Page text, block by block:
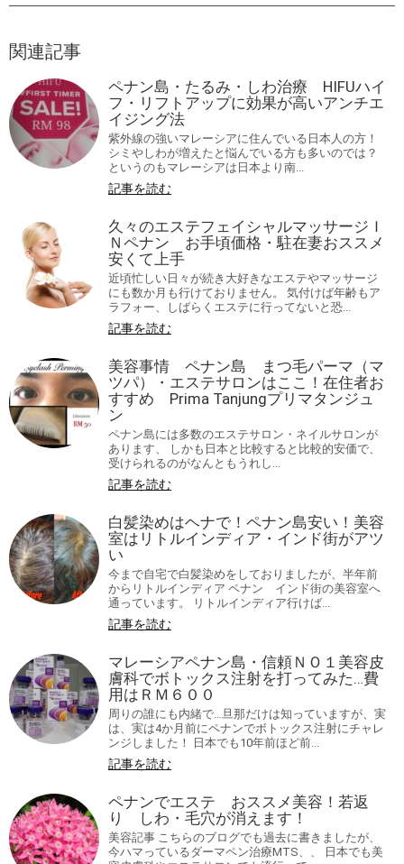
関連記事
ペナン島・たるみ・しわ治療 HIFUハイ
フ・リフトアップに効果が高いアンチエ
イジング法
紫外線の強いマレーシアに住んでいる日本人の方！
シミやしわが増えたと悩んでいる方も多いのでは？
というのもマレーシアは日本より南...
記事を読む
久々のエステフェイシャルマッサージＩ
Ｎペナン お手頃価格・駐在妻おススメ
安くて上手
近頃忙しい日々が続き大好きなエステやマッサージ
にも数か月も行けておりません。 気付けば年齢もア
ラフォー、しばらくエステに行ってないと恐...
記事を読む
美容事情 ペナン島 まつ毛パーマ（マ
ツパ）・エステサロンはここ！在住者お
すすめ Prima Tanjungプリマタンジュ
ン
ペナン島には多数のエステサロン・ネイルサロンが
あります、 しかも日本と比較すると比較的安価で、
受けられるのがなんともうれし...
記事を読む
白髪染めはヘナで！ペナン島安い！美容
室はリトルインディア・インド街がアツ
い
今まで自宅で白髪染めをしておりましたが、半年前
からリトルインディア ペナン インド街の美容室へ
通っています。 リトルインディア行けば...
記事を読む
マレーシアペナン島・信頼ＮＯ１美容皮
膚科でボトックス注射を打ってみた…費
用はＲＭ６００
周りの誰にも内緒で…旦那だけは知っていますが、実
は、実は4か月前にペナンでボトックス注射にチャレ
ンジしました！ 日本でも10年前ほど前...
記事を読む
ペナンでエステ おススメ美容！若返
り しわ・毛穴が消えます！
美容記事 こちらのブログでも過去に書きましたが、
今ハマっているダーマペン治療MTS、、 日本でも美